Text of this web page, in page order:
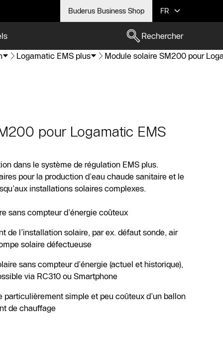
Buderus Business Shop FR
Rechercher
Logamatic EMS plus Module solaire SM200 pour
pour Logamatic EMS
dans le système de régulation EMS plus.
pour la production d’eau chaude sanitaire et le
installations solaires complexes.
sans compteur d’énergie coûteux
de l’installation solaire, par ex. défaut sonde, air
solaire défectueuse
sans compteur d’énergie (actuel et historique),
via RC310 ou Smartphone
particulièrement simple et peu coûteux d’un ballon
de chauffage